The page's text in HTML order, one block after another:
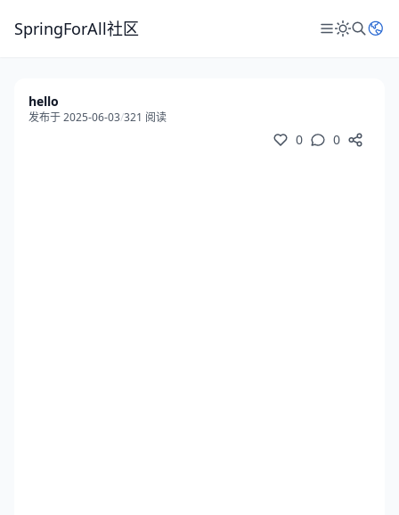
SpringForAll社区
hello
发布于 2025-06-03/321 阅读
0 0